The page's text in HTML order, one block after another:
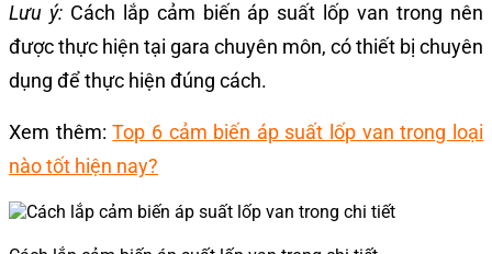
Lưu ý:Cách lắp cảm biến áp suất lốp van trong nên
được thực hiện tại gara chuyên môn, có thiết bị chuyên
dụng để thực hiện đúng cách.
Xem thêm:Top 6 cảm biến áp suất lốp van trong loại
nào tốt hiện nay?